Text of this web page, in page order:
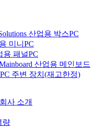
산업용 박스PC
미니PC
용 패널PC
산업용 메인보드
주변 장치(재고한정)
사 소개
량